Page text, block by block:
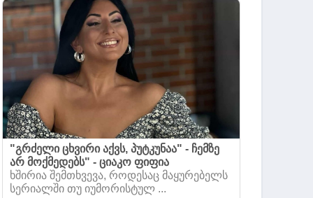
"გრძელი ცხვირი აქვს, პუტკუნაა" - ჩემზე
არ მოქმედებს" - ციაკო ფიფია
ხშირია შემთხვევა, როდესაც მაყურებელს
სერიალში თუ იუმორისტულ ...